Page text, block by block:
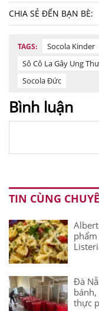
CHIA SẺ ĐẾN BẠN BÈ:
TAGS: Socola Kinder
Sô Cô La Gây Ung Thư
Socola Đức
Bình luận
TIN CÙNG
Đà
thực